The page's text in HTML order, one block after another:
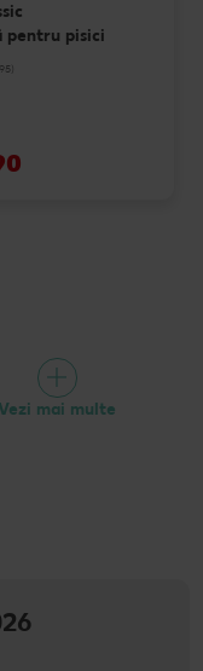
pentru pisici
Vezi mai multe